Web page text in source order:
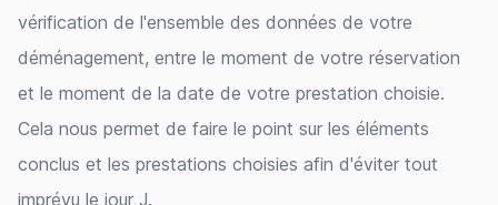
vérification de l'ensemble des données de votre
déménagement, entre le moment de votre réservation
et le moment de la date de votre prestation choisie.
Cela nous permet de faire le point sur les éléments
conclus et les prestations choisies afin d'éviter tout
imprévu le jour J.